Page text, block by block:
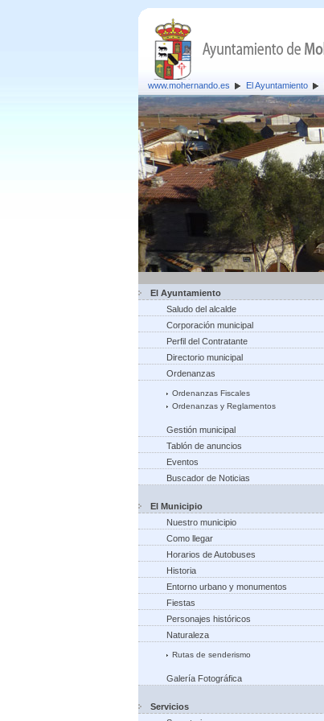
www.mohernando.es El Ayuntamiento
El Ayuntamiento
Saludo del alcalde
Corporación municipal
Perfil del Contratante
Directorio municipal
Ordenanzas
Ordenanzas Fiscales
Ordenanzas y Reglamentos
Gestión municipal
Tablón de anuncios
Eventos
Buscador de Noticias
El Municipio
Nuestro municipio
Como llegar
Horarios de Autobuses
Historia
Entorno urbano y monumentos
Fiestas
Personajes históricos
Naturaleza
Rutas de senderismo
Galería Fotográfica
Servicios